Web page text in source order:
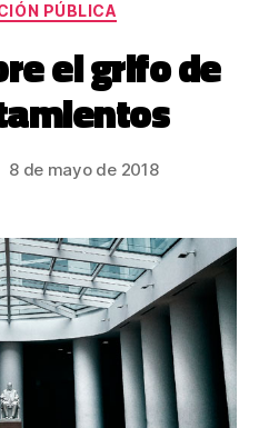
PÚBLICA
el grifo de
8 de mayo de 2018